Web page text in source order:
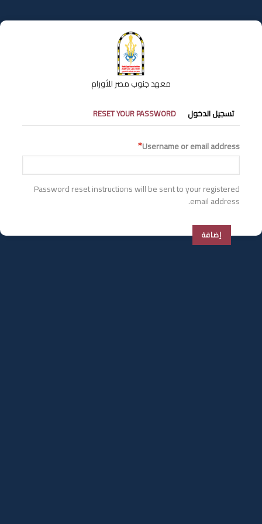
إلى
المحتوى
معهد جنوب مصر للأورام
التبويبات
الأساسية
تسجيل الدخول RESET YOUR PASSWORD
Username or email address
Password reset instructions will be sent to your registered
email address.